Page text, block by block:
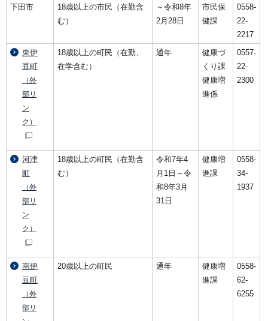
下田市
18歳以上の市民（在勤含
む）
～令和8年
2月28日
市民保
健課
0558-
22-
2217
東伊
豆町
（外
部リ
ン
ク）
18歳以上の町民（在勤、
在学含む）
通年
健康づ
くり課
健康増
進係
0557-
22-
2300
河津
町
（外
部リ
ン
ク）
18歳以上の町民（在勤含
む）
令和7年4
月1日～令
和8年3月
31日
健康増
進課
0558-
34-
1937
南伊
豆町
（外
部リ
20歳以上の町民 通年
健康増
進課
0558-
62-
6255